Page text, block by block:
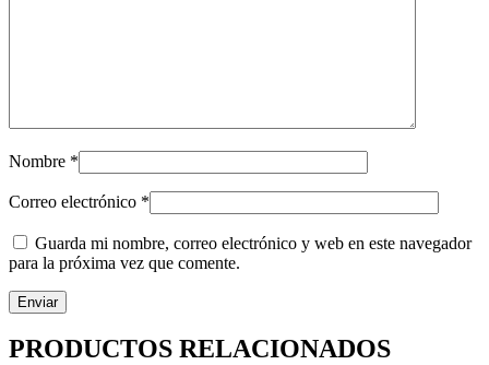
Nombre *
Correo electrónico *
Guarda mi nombre, correo electrónico y web en este navegador
para la próxima vez que comente.
PRODUCTOS RELACIONADOS